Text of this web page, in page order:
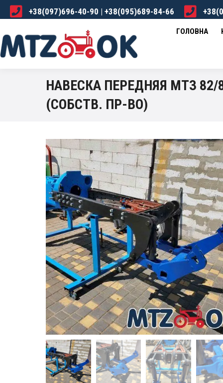
+38(097)696-40-90 | +38(095)689-84-66
ГОЛОВНА
НАВЕСКА ПЕРЕДНЯЯ МТЗ
(СОБСТВ. ПР-ВО)
ГОЛОВНА КАТАЛОГ ПРО НАС